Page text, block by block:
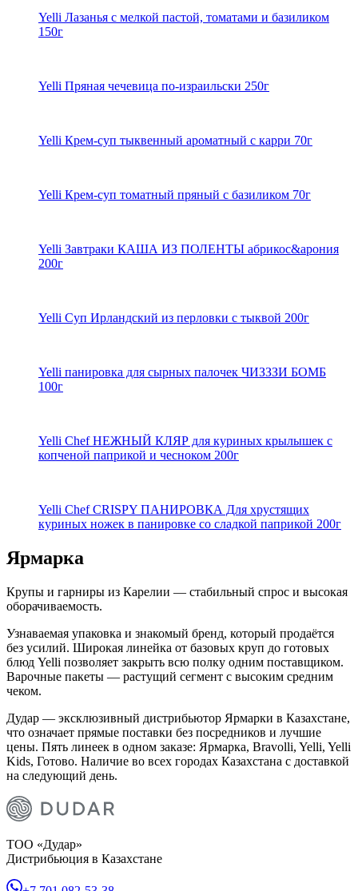
Yelli Лазанья с мелкой пастой, томатами и базиликом
150г
Yelli Пряная чечевица по-израильски 250г
Yelli Крем-суп тыквенный ароматный с карри 70г
Yelli Крем-суп томатный пряный с базиликом 70г
Yelli Завтраки КАША ИЗ ПОЛЕНТЫ абрикос&арония
200г
Yelli Суп Ирландский из перловки с тыквой 200г
Yelli панировка для сырных палочек ЧИЗЗЗИ БОМБ
100г
Yelli Chef НЕЖНЫЙ КЛЯР для куриных крылышек с
копченой паприкой и чесноком 200г
Yelli Chef CRISPY ПАНИРОВКА Для хрустящих
куриных ножек в панировке со сладкой паприкой 200г
Ярмарка
Крупы и гарниры из Карелии — стабильный спрос и высокая
оборачиваемость.
Узнаваемая упаковка и знакомый бренд, который продаётся
без усилий. Широкая линейка от базовых круп до готовых
блюд Yelli позволяет закрыть всю полку одним поставщиком.
Варочные пакеты — растущий сегмент с высоким средним
чеком.
Дудар — эксклюзивный дистрибьютор Ярмарки в Казахстане,
что означает прямые поставки без посредников и лучшие
цены. Пять линеек в одном заказе: Ярмарка, Bravolli, Yelli, Yelli
Kids, Готово. Наличие во всех городах Казахстана с доставкой
на следующий день.
ТОО «Дудар»
Дистрибьюция в Казахстане